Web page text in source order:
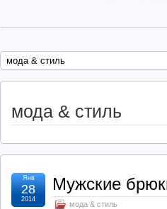
мода & стиль
мода & стиль
Мужские
мода & стиль
Янв
28
2014